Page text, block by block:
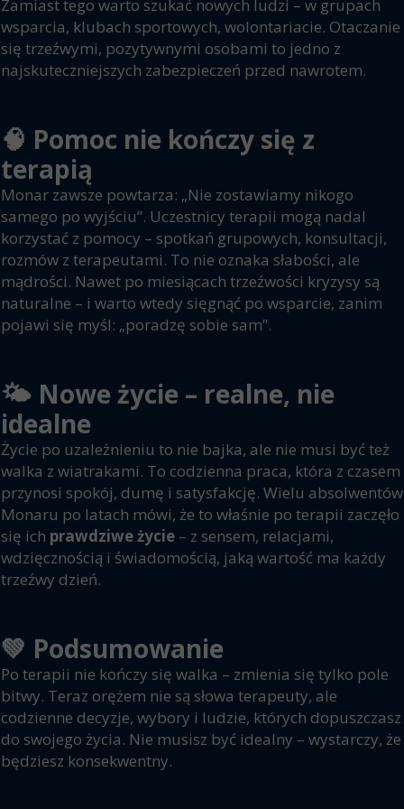
Zamiast tego warto szukać nowych ludzi – w grupach
wsparcia, klubach sportowych, wolontariacie. Otaczanie
się trzeźwymi, pozytywnymi osobami to jedno z
najskuteczniejszych zabezpieczeń przed nawrotem.
🧠 Pomoc nie kończy się z
terapią
Monar zawsze powtarza: „Nie zostawiamy nikogo
samego po wyjściu”. Uczestnicy terapii mogą nadal
korzystać z pomocy – spotkań grupowych, konsultacji,
rozmów z terapeutami. To nie oznaka słabości, ale
mądrości. Nawet po miesiącach trzeźwości kryzysy są
naturalne – i warto wtedy sięgnąć po wsparcie, zanim
pojawi się myśl: „poradzę sobie sam”.
🌤️ Nowe życie – realne, nie
idealne
Życie po uzależnieniu to nie bajka, ale nie musi być też
walka z wiatrakami. To codzienna praca, która z czasem
przynosi spokój, dumę i satysfakcję. Wielu absolwentów
Monaru po latach mówi, że to właśnie po terapii zaczęło
się ich prawdziwe życie – z sensem, relacjami,
wdzięcznością i świadomością, jaką wartość ma każdy
trzeźwy dzień.
💚 Podsumowanie
Po terapii nie kończy się walka – zmienia się tylko pole
bitwy. Teraz orężem nie są słowa terapeuty, ale
codzienne decyzje, wybory i ludzie, których dopuszczasz
do swojego życia. Nie musisz być idealny – wystarczy, że
będziesz konsekwentny.